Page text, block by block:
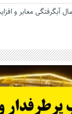
آبگرفتگی معابر و